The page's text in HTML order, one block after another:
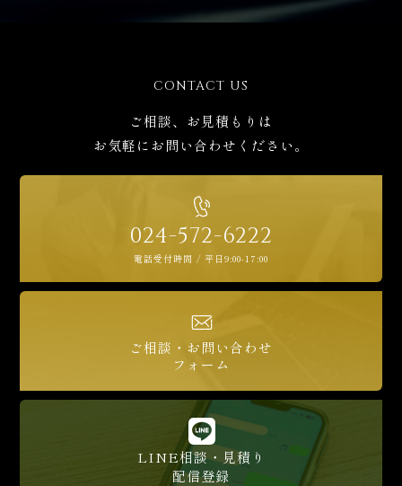
CONTACT US
ご相談、お見積もりは
お気軽にお問い合わせください。
024-572-6222
電話受付時間 / 平日9:00-17:00
ご相談・お問い合わせ
フォーム
LINE相談・見積り
配信登録